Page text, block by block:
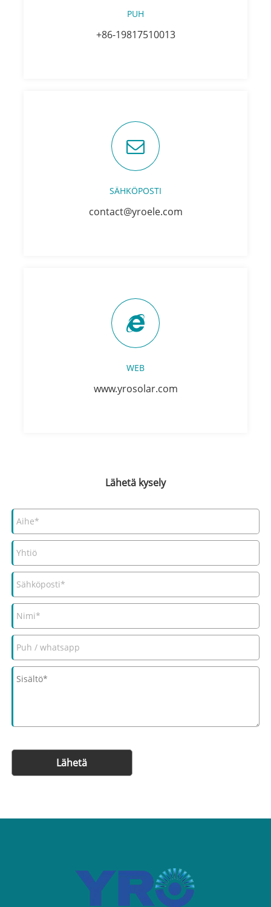
PUH
+86-19817510013
SÄHKÖPOSTI
contact@yroele.com
WEB
www.yrosolar.com
Lähetä kysely
Lähetä